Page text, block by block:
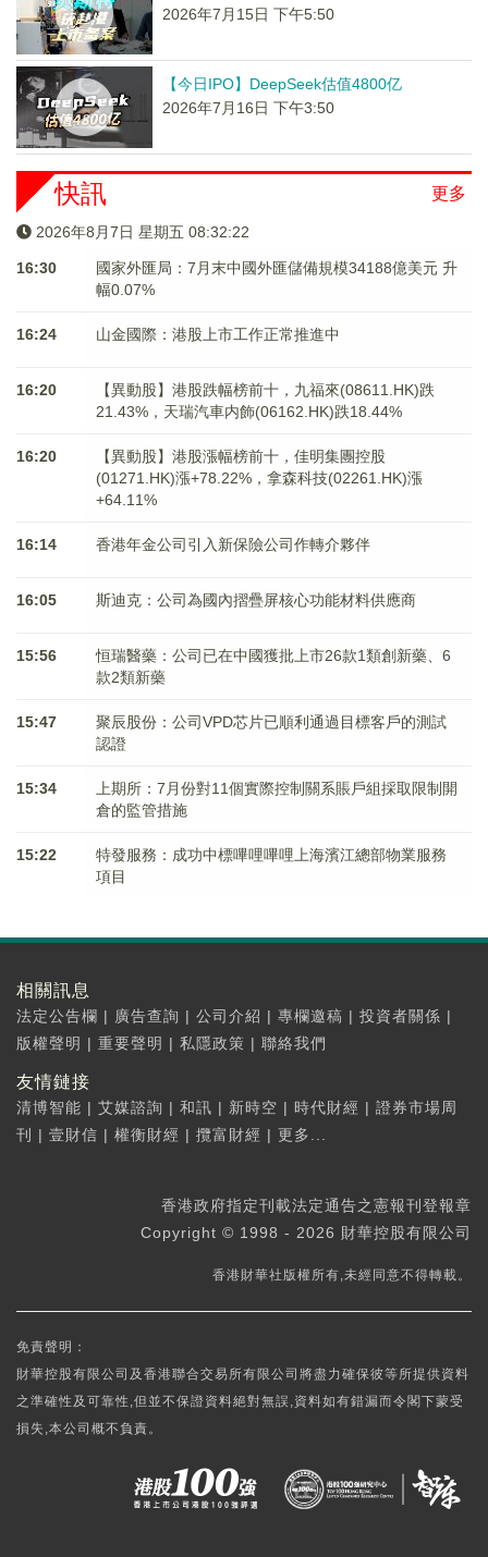
2026年7月15日 下午5:50
【今日IPO】DeepSeek估值4800亿
2026年7月16日 下午3:50
更多
快訊
2026年8月7日 星期五 08:32:22
16:30
國家外匯局：7月末中國外匯儲備規模34188億美元 升
幅0.07%
16:24 山金國際：港股上市工作正常推進中
16:20
【異動股】港股跌幅榜前十，九福來(08611.HK)跌
21.43%，天瑞汽車内飾(06162.HK)跌18.44%
16:20
【異動股】港股漲幅榜前十，佳明集團控股
(01271.HK)漲+78.22%，拿森科技(02261.HK)漲
+64.11%
16:14 香港年金公司引入新保險公司作轉介夥伴
16:05 斯迪克：公司為國內摺疊屏核心功能材料供應商
15:56
恒瑞醫藥：公司已在中國獲批上市26款1類創新藥、6
款2類新藥
15:47
聚辰股份：公司VPD芯片已順利通過目標客戶的測試
認證
15:34
上期所：7月份對11個實際控制關系賬戶組採取限制開
倉的監管措施
15:22
特發服務：成功中標嗶哩嗶哩上海濱江總部物業服務
項目
相關訊息
法定公告欄 | 廣告查詢 | 公司介紹 | 專欄邀稿 | 投資者關係 |
版權聲明 | 重要聲明 | 私隱政策 | 聯絡我們
友情鏈接
清博智能 | 艾媒諮詢 | 和訊 | 新時空 | 時代財經 | 證券市場周
刊
| 壹財信 | 權衡財經 | 攬富財經 | 更多...
香港政府指定刊載法定通告之憲報刊登報章
Copyright © 1998 - 2026 財華控股有限公司
香港財華社版權所有,未經同意不得轉載。
免責聲明：
財華控股有限公司及香港聯合交易所有限公司將盡力確保彼等所提供資料
之準確性及可靠性,但並不保證資料絕對無誤,資料如有錯漏而令閣下蒙受
損失,本公司概不負責。